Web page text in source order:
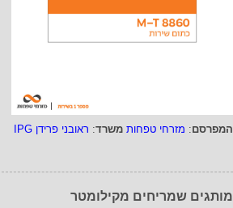
המפרסם: מזרחי טפחות משרד: ראובני פרידן IPG
מותגים שמריחים מקילומטר